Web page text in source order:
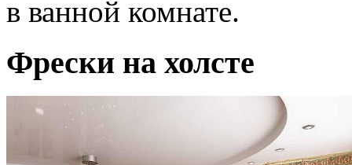
в ванной комнате.
Фрески на холсте